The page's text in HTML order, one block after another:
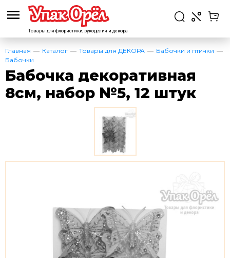
Товары для флористики, рукоделия и декора
Главная Каталог Товары для ДЕКОРА
Бабочки и птички
Бабочки
Бабочка декоративная
8см, набор №5, 12 штук